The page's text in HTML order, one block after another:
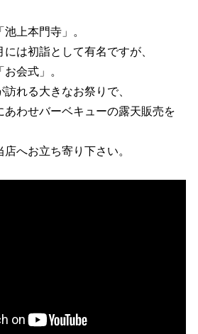
上本門寺」。
は初詣として有名ですが、
会式」。
れる大きなお祭りで、
あわせバーベキューの露天販売を
へお立ち寄り下さい。